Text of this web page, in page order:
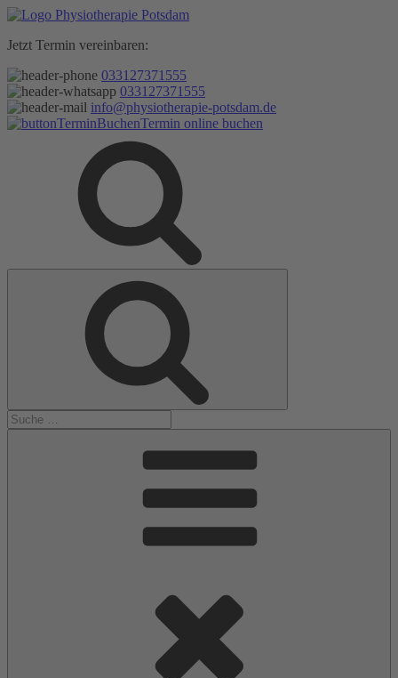
Zum
springen
Jetzt Termin vereinbaren:
033127371555
033127371555
info@physiotherapie-potsdam.de
Termin online buchen